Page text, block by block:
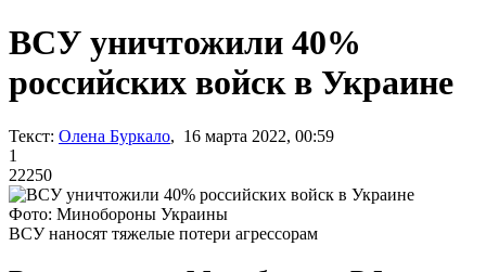
ВСУ уничтожили 40%
российских войск в Украине
Текст: Олена Буркало, 16 марта 2022, 00:59
1
22250
Фото: Минобороны Украины
ВСУ наносят тяжелые потери агрессорам